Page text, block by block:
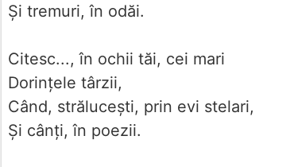
Și tremuri, în odăi.
Citesc..., în ochii tăi, cei mari
Dorințele târzii,
Când, strălucești, prin evi stelari,
Și cânți, în poezii.